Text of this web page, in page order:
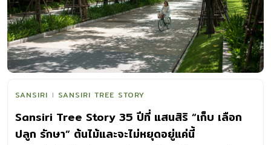
SANSIRI SANSIRI TREE STORY
Sansiri Tree Story 35 ปีที่ แสนสิริ “เก็บ เลือก
ปลูก รักษา” ต้นไม้และจะไม่หยุดอยู่แค่นี้